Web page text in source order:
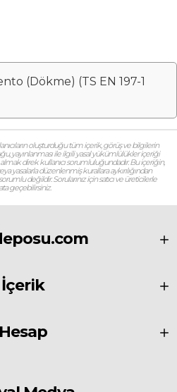
(Dökme) (TS EN 197-1
oluşturduğu tüm içerik, görüş ve bilgilerin
yayınlanması ile ilgili yasal yükümlülükler içeriği
direk kullanıcı sorumluluğundadır. Bu içeriğin,
yasalarla düzenlenmiş kurallara aykırılığından
değildir. Sorularınız için satıcı ve üreticilerle
geçebilirsiniz.
İçerik
Hesap